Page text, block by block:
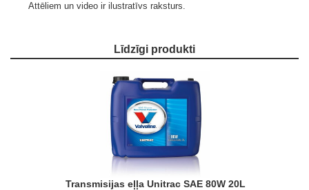
Attēliem un video ir ilustratīvs raksturs.
Līdzīgi produkti
Transmisijas eļļa Unitrac SAE 80W 20L